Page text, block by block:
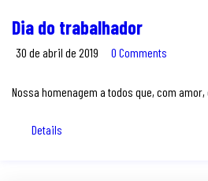
Dia do trabalhador
30 de abril de 2019 0 Comments
Nossa homenagem a todos que, com
Details